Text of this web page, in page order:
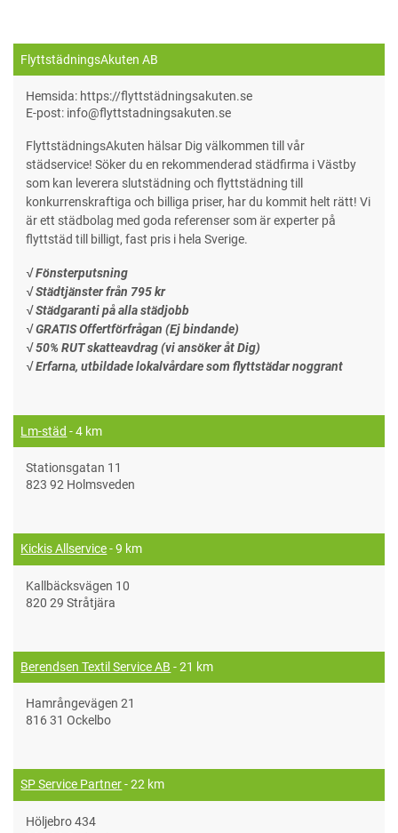
FlyttstädningsAkuten AB
Hemsida: https://flyttstädningsakuten.se
E-post: info@flyttstadningsakuten.se
FlyttstädningsAkuten hälsar Dig välkommen till vår
städservice! Söker du en rekommenderad städfirma i Västby
som kan leverera slutstädning och flyttstädning till
konkurrenskraftiga och billiga priser, har du kommit helt rätt! Vi
är ett städbolag med goda referenser som är experter på
flyttstäd till billigt, fast pris i hela Sverige.
√ Fönsterputsning
√ Städtjänster från 795 kr
√ Städgaranti på alla städjobb
√ GRATIS Offertförfrågan (Ej bindande)
√ 50% RUT skatteavdrag (vi ansöker åt Dig)
√ Erfarna, utbildade lokalvårdare som flyttstädar noggrant
Lm-städ - 4 km
Stationsgatan 11
823 92 Holmsveden
Kickis Allservice- 9 km
Kallbäcksvägen 10
820 29 Stråtjära
Berendsen Textil Service AB - 21 km
Hamrångevägen 21
816 31 Ockelbo
SP Service Partner- 22 km
Höljebro 434